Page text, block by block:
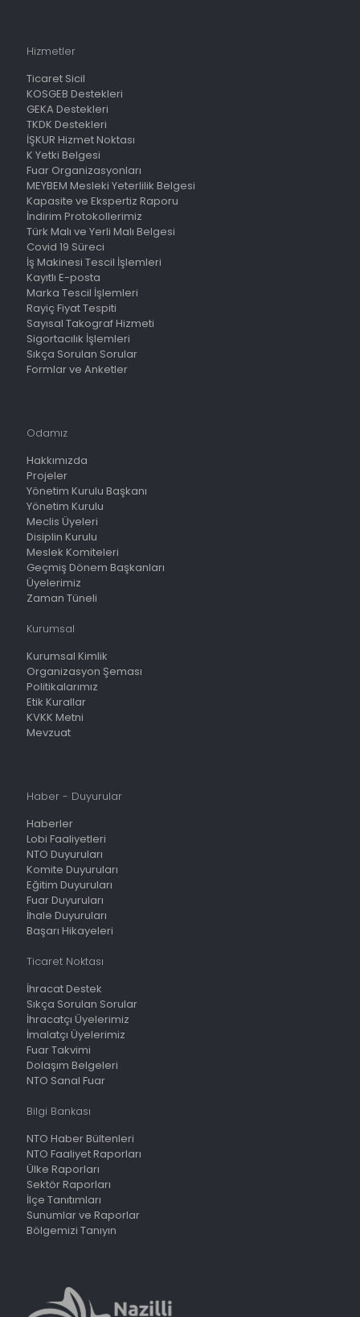
Hizmetler
Ticaret Sicil
KOSGEB Destekleri
GEKA Destekleri
TKDK Destekleri
İŞKUR Hizmet Noktası
K Yetki Belgesi
Fuar Organizasyonları
MEYBEM Mesleki Yeterlilik Belgesi
Kapasite ve Ekspertiz Raporu
İndirim Protokollerimiz
Türk Malı ve Yerli Malı Belgesi
Covid 19 Süreci
İş Makinesi Tescil İşlemleri
Kayıtlı E-posta
Marka Tescil İşlemleri
Rayiç Fiyat Tespiti
Sayısal Takograf Hizmeti
Sigortacılık İşlemleri
Sıkça Sorulan Sorular
Formlar ve Anketler
Odamız
Hakkımızda
Projeler
Yönetim Kurulu Başkanı
Yönetim Kurulu
Meclis Üyeleri
Disiplin Kurulu
Meslek Komiteleri
Geçmiş Dönem Başkanları
Üyelerimiz
Zaman Tüneli
Kurumsal
Kurumsal Kimlik
Organizasyon Şeması
Politikalarımız
Etik Kurallar
KVKK Metni
Mevzuat
Haber - Duyurular
Haberler
Lobi Faaliyetleri
NTO Duyuruları
Komite Duyuruları
Eğitim Duyuruları
Fuar Duyuruları
İhale Duyuruları
Başarı Hikayeleri
Ticaret Noktası
İhracat Destek
Sıkça Sorulan Sorular
İhracatçı Üyelerimiz
İmalatçı Üyelerimiz
Fuar Takvimi
Dolaşım Belgeleri
NTO Sanal Fuar
Bilgi Bankası
NTO Haber Bültenleri
NTO Faaliyet Raporları
Ülke Raporları
Sektör Raporları
İlçe Tanıtımları
Sunumlar ve Raporlar
Bölgemizi Tanıyın